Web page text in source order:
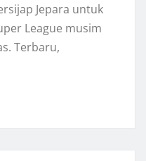
Jepara untuk
League musim
Terbaru,